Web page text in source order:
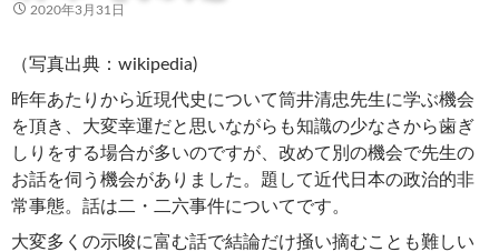
2020年3月31日
（写真出典：wikipedia)
昨年あたりから近現代史について筒井清忠先生に学ぶ機会
を頂き、大変幸運だと思いながらも知識の少なさから歯ぎ
しりをする場合が多いのですが、改めて別の機会で先生の
お話を伺う機会がありました。題して近代日本の政治的非
常事態。話は二・二六事件についてです。
大変多くの示唆に富む話で結論だけ掻い摘むことも難しい